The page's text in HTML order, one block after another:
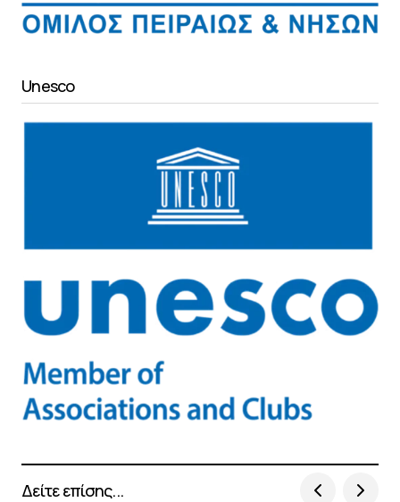
Unesco
Δείτε επίσης...